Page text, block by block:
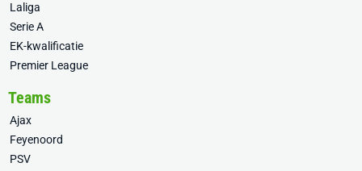
Laliga
Serie A
EK-kwalificatie
Premier League
Teams
Ajax
Feyenoord
PSV